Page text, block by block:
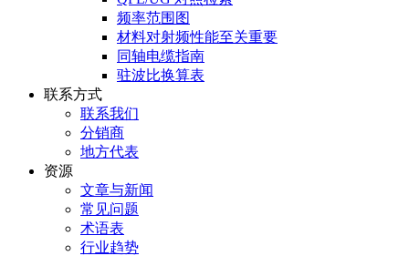
频率范围图
材料对射频性能至关重要
同轴电缆指南
驻波比换算表
联系方式
联系我们
分销商
地方代表
资源
文章与新闻
常见问题
术语表
行业趋势